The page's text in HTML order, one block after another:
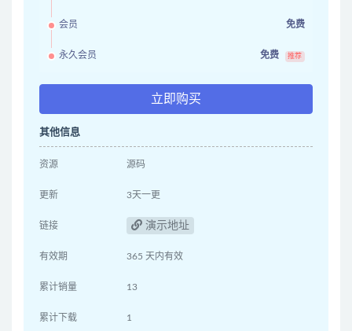
会员 免费
永久会员 免费 推荐
立即购买
其他信息
资源 源码
更新 3天一更
链接 演示地址
有效期 365 天内有效
累计销量 13
累计下载 1